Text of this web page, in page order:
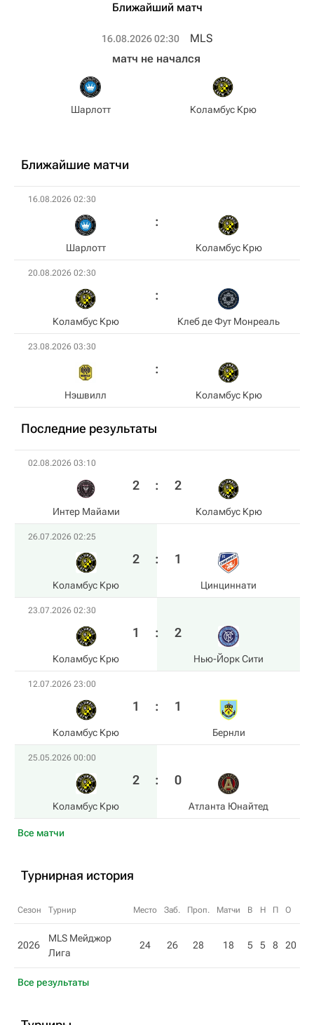
Ближайший матч
16.08.2026 02:30 MLS
Шарлотт
матч не начался
Коламбус Крю
Ближайшие матчи
16.08.2026 02:30
Шарлотт Коламбус Крю
20.08.2026 02:30
Коламбус Крю Клеб де Фут Монреаль
23.08.2026 03:30
Нэшвилл Коламбус Крю
Последние результаты
Все матчи
02.08.2026 03:10
Интер Майами
2 : 2
Коламбус Крю
26.07.2026 02:25
Коламбус Крю
2 : 1
Цинциннати
23.07.2026 02:30
Коламбус Крю
1 : 2
Нью-Йорк Сити
12.07.2026 23:00
Коламбус Крю
1 : 1
Бернли
25.05.2026 00:00
Коламбус Крю
2 : 0
Атланта Юнайтед
Турнирная история
Сезон Турнир Место Заб. Проп. Матчи В Н П О
2026
MLS Мейджор
Лига
24 26 28 18 5 5 8 20
Все результаты